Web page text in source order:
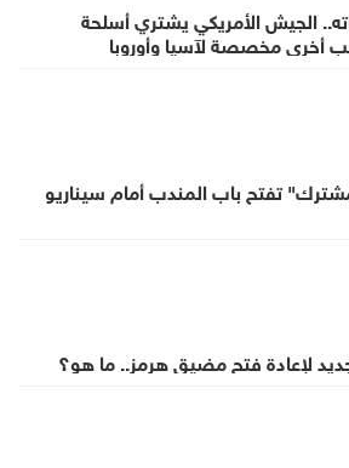
الجيش الأمريكي يشتري أسلحة
أخرى مخصصة لآسيا وأوروبا
تفتح باب المندب أمام سيناريو
لإعادة فتح مضيق هرمز.. ما هو؟